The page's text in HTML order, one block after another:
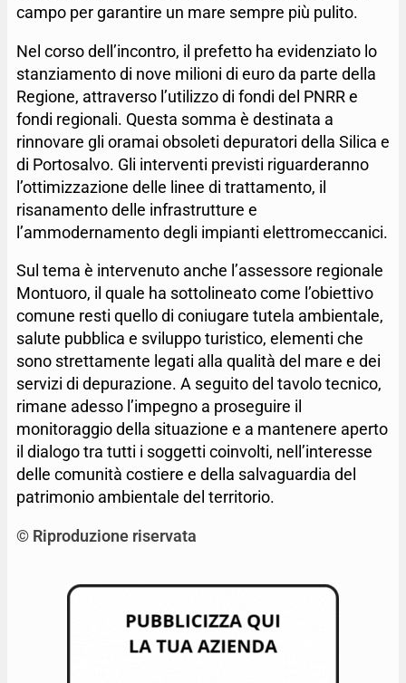
campo per garantire un mare sempre più pulito.
Nel corso dell’incontro, il prefetto ha evidenziato lo
stanziamento di nove milioni di euro da parte della
Regione, attraverso l’utilizzo di fondi del PNRR e
fondi regionali. Questa somma è destinata a
rinnovare gli oramai obsoleti depuratori della Silica e
di Portosalvo. Gli interventi previsti riguarderanno
l’ottimizzazione delle linee di trattamento, il
risanamento delle infrastrutture e
l’ammodernamento degli impianti elettromeccanici.
Sul tema è intervenuto anche l’assessore regionale
Montuoro, il quale ha sottolineato come l’obiettivo
comune resti quello di coniugare tutela ambientale,
salute pubblica e sviluppo turistico, elementi che
sono strettamente legati alla qualità del mare e dei
servizi di depurazione. A seguito del tavolo tecnico,
rimane adesso l’impegno a proseguire il
monitoraggio della situazione e a mantenere aperto
il dialogo tra tutti i soggetti coinvolti, nell’interesse
delle comunità costiere e della salvaguardia del
patrimonio ambientale del territorio.
© Riproduzione riservata